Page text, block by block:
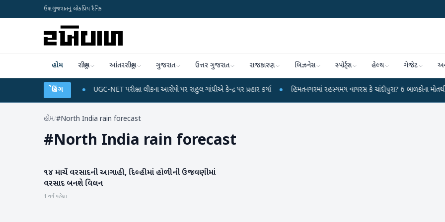
ઉત્તર ગુજરાતનું લોકપ્રિય દૈનિક
હોમ રાષ્ટ્રીય આંતરરાષ્ટ્રીય ગુજરાત ઉત્તર ગુજરાત રાજકારણ બિઝનેસ સ્પોર્ટ્સ હેલ્થ ગેજેટ
બ્રેકિંગ
● UGC-NET પરીક્ષા લીકના આરોપો પર રાહુલ ગાંધીએ કેન્દ્ર પર પ્રહાર કર્યા ● હિંમતનગરમાં રહસ્યમય વાયરસ કે ચાંદીપુરા? 6 બાળકોના મોતથી ફફડાટ
હોમ/#North India rain forecast
#North India rain forecast
હવામાન
૧૪ માર્ચે વરસાદની આગાહી, દિલ્હીમાં હોળીની ઉજવણીમાં
વરસાદ બનશે વિલન
1 વર્ષ પહેલા